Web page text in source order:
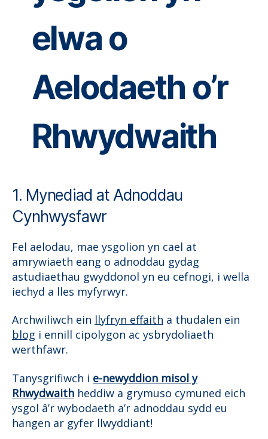
elwa o
Aelodaeth o’r
Rhwydwaith
1. Mynediad at Adnoddau
Cynhwysfawr
Fel aelodau, mae ysgolion yn cael at
amrywiaeth eang o adnoddau gydag
astudiaethau gwyddonol yn eu cefnogi, i wella
iechyd a lles myfyrwyr.
Archwiliwch ein llyfryn effaith a thudalen ein
blog i ennill cipolygon ac ysbrydoliaeth
werthfawr.
Tanysgrifiwch i e-newyddion misol y
Rhwydwaith heddiw a grymuso cymuned eich
ysgol â’r wybodaeth a’r adnoddau sydd eu
hangen ar gyfer llwyddiant!